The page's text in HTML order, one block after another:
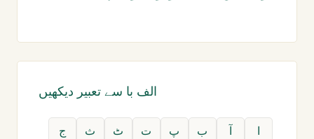
الف با سے تعبیر دیکھیں
ا آ ب پ ت ٹ ث
ج